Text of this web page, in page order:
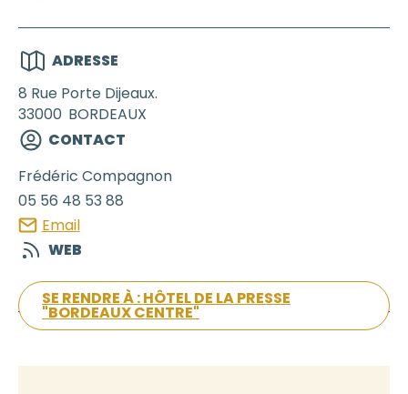
ADRESSE
8 Rue Porte Dijeaux.
33000 BORDEAUX
CONTACT
Frédéric Compagnon
05 56 48 53 88
Email
WEB
SE RENDRE À : HÔTEL DE LA PRESSE
"BORDEAUX CENTRE"